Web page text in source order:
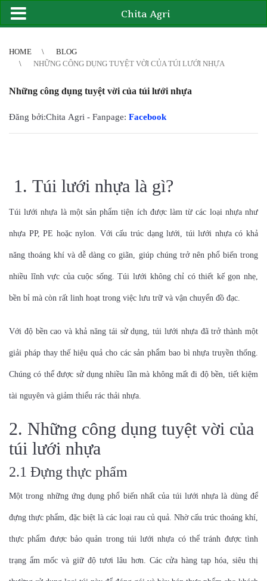
HOME
BLOG
NHỮNG CÔNG DỤNG TUYỆT VỜI CỦA TÚI LƯỚI NHỰA
Những công dụng tuyệt vời của túi lưới nhựa
Đăng bởi:Chita Agri - Fanpage: Facebook
1. Túi lưới nhựa là gì?
Túi lưới nhựa là một sản phẩm tiện ích được làm từ các loại nhựa như
nhựa PP, PE hoặc nylon. Với cấu trúc dạng lưới, túi lưới nhựa có khả
năng thoáng khí và dễ dàng co giãn, giúp chúng trở nên phổ biến trong
nhiều lĩnh vực của cuộc sống. Túi lưới không chỉ có thiết kế gọn nhẹ,
bền bỉ mà còn rất linh hoạt trong việc lưu trữ và vận chuyển đồ đạc.
Với độ bền cao và khả năng tái sử dụng, túi lưới nhựa đã trở thành một
giải pháp thay thế hiệu quả cho các sản phẩm bao bì nhựa truyền thống.
Chúng có thể được sử dụng nhiều lần mà không mất đi độ bền, tiết kiệm
tài nguyên và giảm thiểu rác thải nhựa.
2. Những công dụng tuyệt vời của
túi lưới nhựa
2.1 Đựng thực phẩm
Một trong những ứng dụng phổ biến nhất của túi lưới nhựa là dùng để
đựng thực phẩm, đặc biệt là các loại rau củ quả. Nhờ cấu trúc thoáng khí,
thực phẩm được bảo quản trong túi lưới nhựa có thể tránh được tình
trạng ẩm mốc và giữ độ tươi lâu hơn. Các cửa hàng tạp hóa, siêu thị
Chita Agri